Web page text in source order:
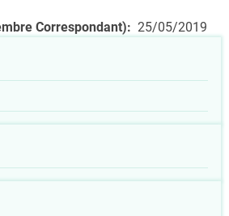
Correspondant) 25/05/2019